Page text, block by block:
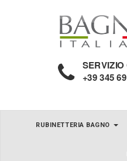
+39 345
RUBINETTERIA BAGNO